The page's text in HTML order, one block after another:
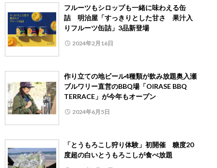
フルーツもシロップも一緒に味わえる缶
詰 明治屋「すっきりとした甘さ 果汁入
りフルーツ缶詰」3品新登場
2024年2月16日
作り立ての地ビール4種類が飲み放題奥入瀬
ブルワリー直営のBBQ場「OIRASE BBQ
TERRACE」が今年もオープン
2024年6月5日
「とうもろこし狩り体験」初開催 糖度20
度超の白いとうもろこしが食べ放題